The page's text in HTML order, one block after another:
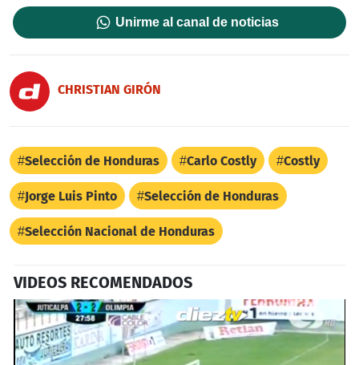
Unirme al canal de noticias
CHRISTIAN GIRÓN
Selección de Honduras Carlo Costly Costly
Jorge Luis Pinto Selección de Honduras
Selección Nacional de Honduras
VIDEOS RECOMENDADOS